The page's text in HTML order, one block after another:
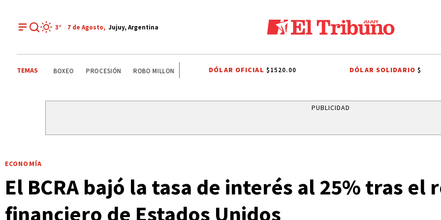
3° 7 de Agosto, Jujuy, Argentina
TEMAS PALPALÁ EL CARMEN ALTO COMEDERO PROCESIÓN ROBO MILLONARIO CRIMEN PRIMERA NACIONAL
DÓLAR OFICIAL $1520.00 DÓLAR SOLIDARIO$
PUBLICIDAD
ECONOMÍA
El BCRA bajó la tasa de interés al 25% tras el
financiero de Estados Unidos